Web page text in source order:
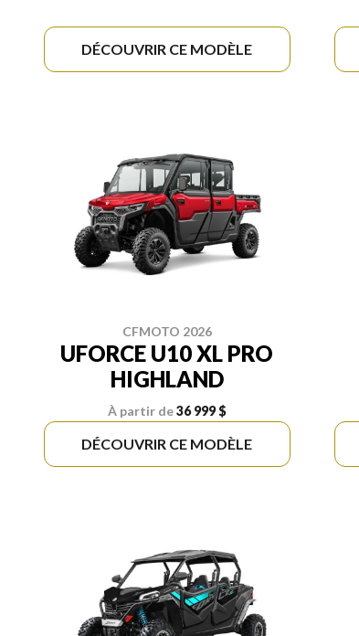
DÉCOUVRIR CE MODÈLE
CFMOTO 2026
UFORCE U10 XL PRO
HIGHLAND
À partir de36 999 $
DÉCOUVRIR CE MODÈLE